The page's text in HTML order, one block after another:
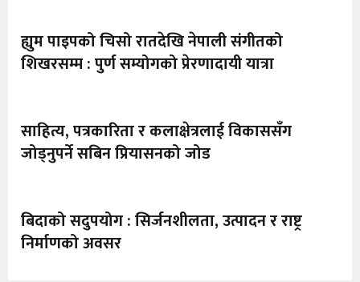
विचार
सिर्जना
सूचना
खेलकुद
ह्युम पाइपको चिसो रातदेखि नेपाली संगीतको
शिखरसम्म : पुर्ण सम्योगको प्रेरणादायी यात्रा
साहित्य, पत्रकारिता र कलाक्षेत्रलाई विकाससँग
जोड्नुपर्ने सबिन प्रियासनको जोड
बिदाको सदुपयोग : सिर्जनशीलता, उत्पादन र राष्ट्र
निर्माणको अवसर